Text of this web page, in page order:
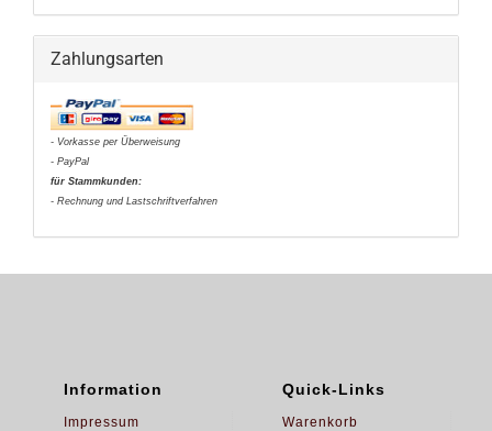
Zahlungsarten
- Vorkasse per Überweisung
- PayPal
für Stammkunden:
- Rechnung und Lastschriftverfahren
Information
Impressum
Quick-Links
Warenkorb